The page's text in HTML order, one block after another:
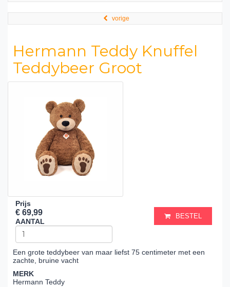
vorige
Hermann Teddy Knuffel
Teddybeer Groot
Prijs
€ 69,99
AANTAL
BESTEL
Een grote teddybeer van maar liefst 75 centimeter met een
zachte, bruine vacht
MERK
Hermann Teddy